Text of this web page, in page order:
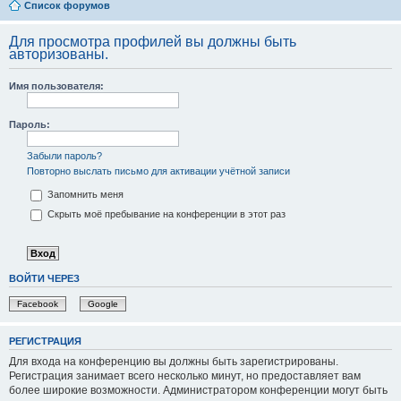
Список форумов
Для просмотра профилей вы должны быть
авторизованы.
Имя пользователя:
Пароль:
Забыли пароль?
Повторно выслать письмо для активации учётной записи
Запомнить меня
Скрыть моё пребывание на конференции в этот раз
ВОЙТИ ЧЕРЕЗ
Facebook Google
РЕГИСТРАЦИЯ
Для входа на конференцию вы должны быть зарегистрированы.
Регистрация занимает всего несколько минут, но предоставляет вам
более широкие возможности. Администратором конференции могут быть